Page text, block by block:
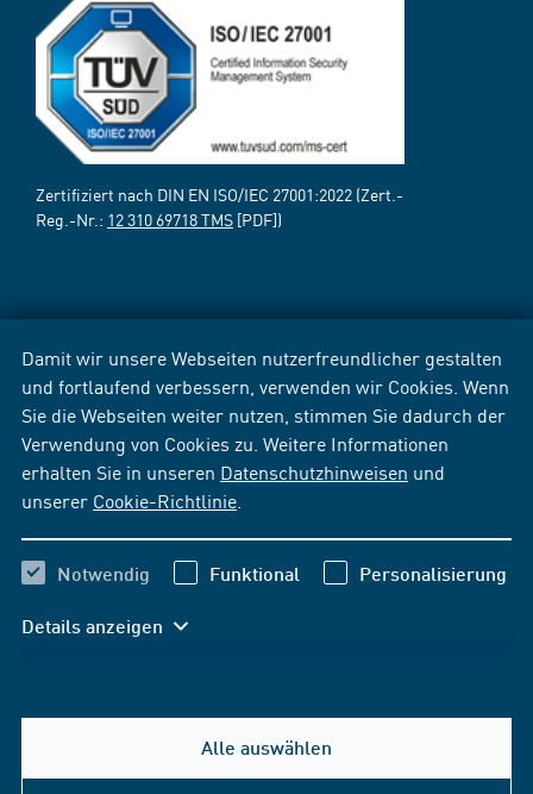
Damit wir unsere Webseiten nutzerfreundlicher gestalten
und fortlaufend verbessern, verwenden wir Cookies. Wenn
Sie die Webseiten weiter nutzen, stimmen Sie dadurch der
Verwendung von Cookies zu. Weitere Informationen
erhalten Sie in unseren Datenschutzhinweisen und
unserer Cookie-Richtlinie
Notwendig Funktional Personalisierung
Details anzeigen
Alle auswählen
Zertifiziert nach DIN EN ISO/IEC 27001:2022 (Zert.-
Reg.-Nr.: 12 310 69718 TMS [PDF])